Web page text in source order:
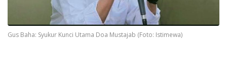
Gus Baha: Syukur Kunci Utama Doa Mustajab (Foto: Istimewa)